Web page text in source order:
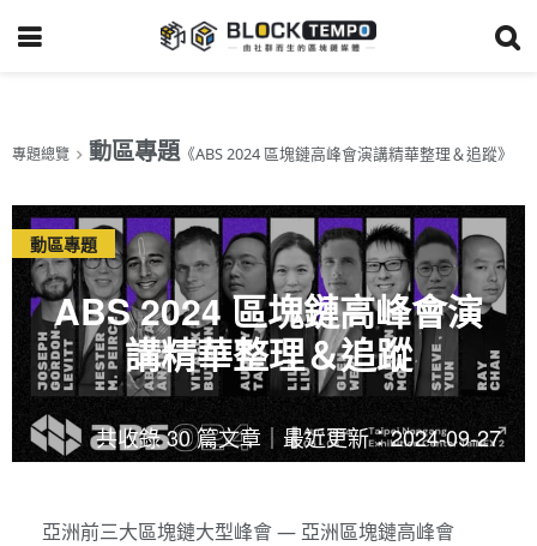
專題總覽 動區專題《ABS 2024 區塊鏈高峰會演講精華整理＆追蹤》
動區專題
ABS 2024 區塊鏈高峰會演
講精華整理＆追蹤
共收錄 30 篇文章｜最近更新：2024-09-27
亞洲前三大區塊鏈大型峰會 — 亞洲區塊鏈高峰會